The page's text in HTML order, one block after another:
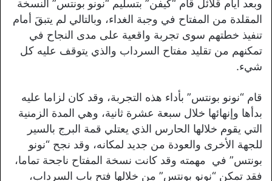
وبعد أيام قلائل قام “كيفن” بتسليم “نونو بونتس” النسخة
المقلدة من المفتاح في وجبة الغداء، وبالتالي لم يتبقَ أمام
تنفيذ خطتهم سوى تجربة واقعية على مدى النجاح في
تمكنهم من تقليد مفتاح السرداب والذي يتوقف عليه كل
شيء.
قام “نونو بونتس” بأداء هذه التجربة، وقد كان لزاما عليه
بدأها وإنهائها خلال سبعة عشرة ثانية، وهي المدة الزمنية
التي يقوم خلالها الحارس الذي يعتلي قمة البرج بالسير
للجهة الأخرى والعودة من جديد لمكانه، وقد نجح “نونو
بونتس” في مهمته وقد كانت نسخة المفتاح ناجحة تماما،
فقد تمكن “نونو بونتس” من خلالها فتح باب السرداب،